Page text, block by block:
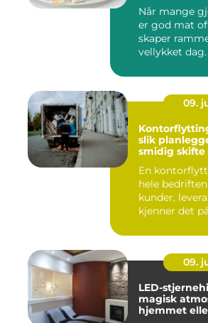
Når mange
er god mat
skaper
vellykket
09.
slik
smidig skifte
En
hele
kunder,
kjenner det
09.
LED-
magisk
hjemmet